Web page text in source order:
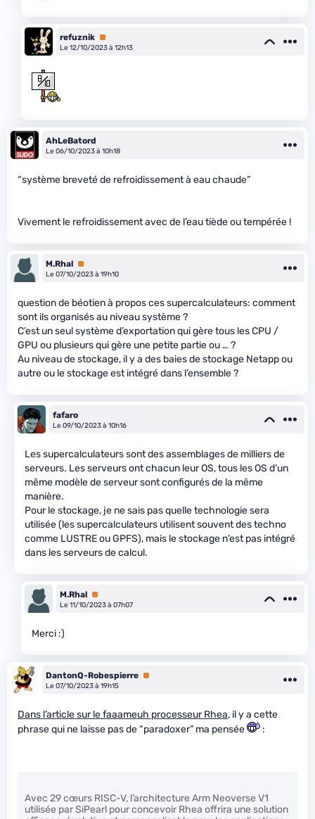
refuznik Premium
Le 12/10/2023 à 12h13
AhLeBatord
Le 06/10/2023 à 10h18
“système breveté de refroidissement à eau chaude”
Vivement le refroidissement avec de l’eau tiède ou tempérée !
M.Rhal Premium
Le 07/10/2023 à 19h10
question de béotien à propos ces supercalculateurs: comment
sont ils organisés au niveau système ?
C’est un seul système d’exportation qui gère tous les CPU /
GPU ou plusieurs qui gère une petite partie ou … ?
Au niveau de stockage, il y a des baies de stockage Netapp ou
autre ou le stockage est intégré dans l’ensemble ?
fafaro
Le 09/10/2023 à 10h16
Les supercalculateurs sont des assemblages de milliers de
serveurs. Les serveurs ont chacun leur OS, tous les OS d’un
même modèle de serveur sont configurés de la même
manière.
Pour le stockage, je ne sais pas quelle technologie sera
utilisée (les supercalculateurs utilisent souvent des techno
comme LUSTRE ou GPFS), mais le stockage n’est pas intégré
dans les serveurs de calcul.
M.Rhal Premium
Le 11/10/2023 à 07h07
Merci :)
DantonQ-Robespierre Premium
Le 07/10/2023 à 19h15
Dans l’article sur le faaameuh processeur Rhea, il y a cette
phrase qui ne laisse pas de “paradoxer” ma pensée
:
Avec 29 cœurs RISC-V, l’architecture Arm Neoverse V1
utilisée par SiPearl pour concevoir Rhea offrira une solution